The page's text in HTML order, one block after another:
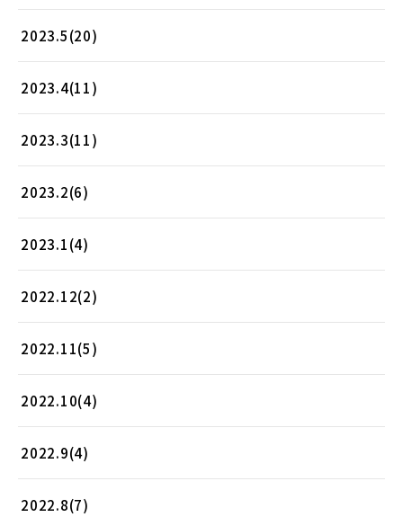
2023.5(20)
2023.4(11)
2023.3(11)
2023.2(6)
2023.1(4)
2022.12(2)
2022.11(5)
2022.10(4)
2022.9(4)
2022.8(7)